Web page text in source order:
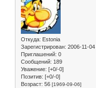
Откуда: Estonia
Зарегистрирован: 2006-11-04
Приглашений: 0
Сообщений: 189
Уважение: [+0/-0]
Позитив: [+0/-0]
Возраст: 56 [1969-09-06]